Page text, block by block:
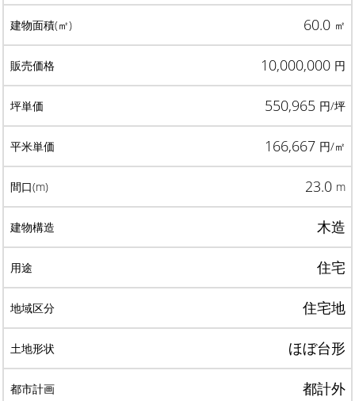
60.0 ㎡
10,000,000 円
550,965 円/坪
166,667 円/㎡
23.0 m
木造
住宅
住宅地
ほぼ台形
都計外